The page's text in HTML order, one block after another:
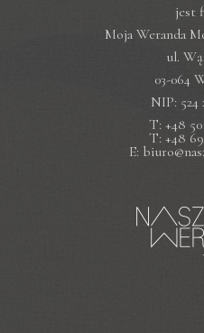
jest
Moja Weranda
ul.
03-064
NIP: 524
T: +48
T: +48
E: